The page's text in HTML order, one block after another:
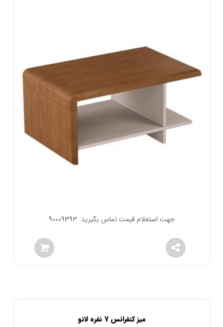
جهت استعلام قیمت تماس بگیرید: 90009393
میز کنفرانس 7 نفره لانو